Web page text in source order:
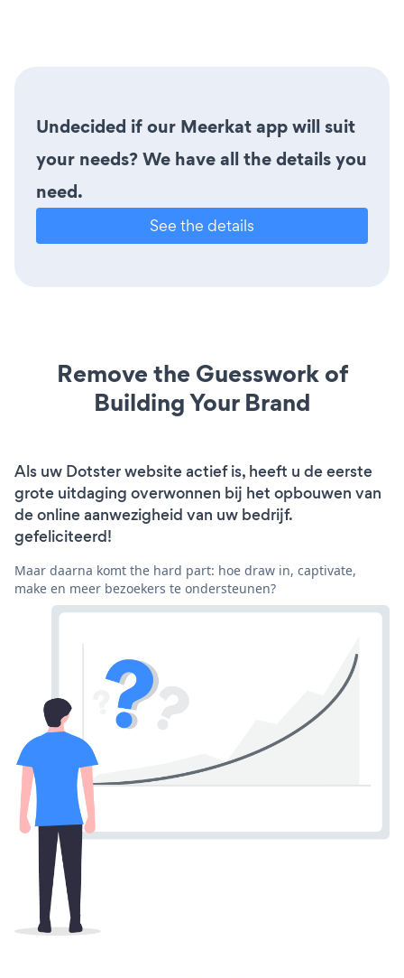
Undecided if our Meerkat app will suit
your needs? We have all the details you
need.
See the details
Remove the Guesswork of
Building Your Brand
Als uw Dotster website actief is, heeft u de eerste
grote uitdaging overwonnen bij het opbouwen van
de online aanwezigheid van uw bedrijf.
gefeliciteerd!
Maar daarna komt the hard part: hoe draw in, captivate,
make en meer bezoekers te ondersteunen?